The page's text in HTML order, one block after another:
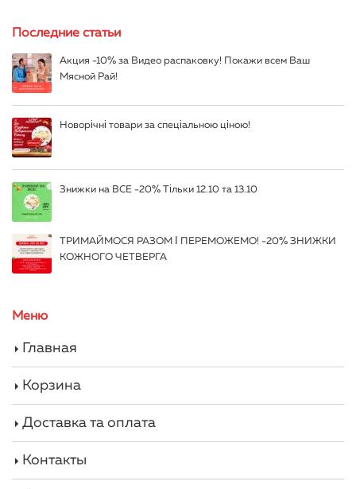
Последние статьи
Акция -10% за Видео распаковку! Покажи всем Ваш
Мясной Рай!
Новорічні товари за спеціальною ціною!
Знижки на ВСЕ -20% Тільки 12.10 та 13.10
ТРИМАЙМОСЯ РАЗОМ І ПЕРЕМОЖЕМО! -20% ЗНИЖКИ
КОЖНОГО ЧЕТВЕРГА
Меню
Главная
Корзина
Доставка та оплата
Контакты